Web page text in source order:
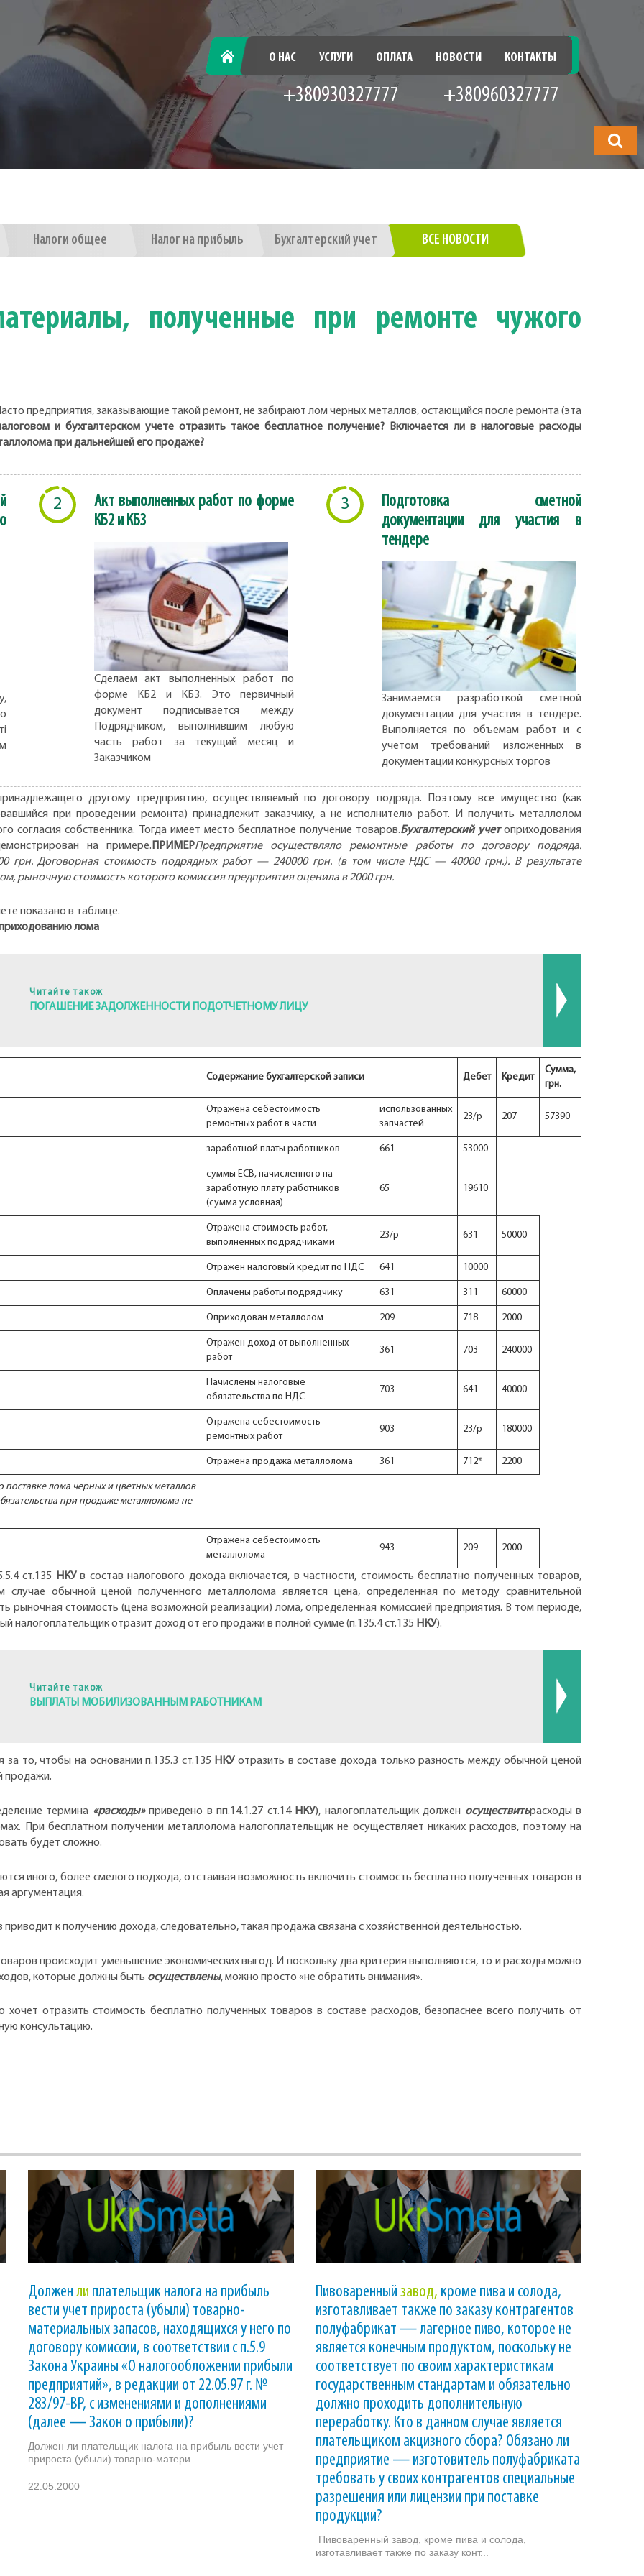
будете
ГЛАВНАЯ О НАС УСЛУГИ ОПЛАТА НОВОСТИ КОНТАКТЫ
+380930327777 +380960327777
Налоги общее Налог на прибыль Бухгалтерский учет ВСЕ НОВОСТИ
полученные при ремонте чужого
предприятия, заказывающие такой ремонт, не забирают лом черных металлов, остающийся после ремонта (эта
и бухгалтерском учете отразить такое бесплатное получение? Включается ли в налоговые расходы
при дальнейшей его продаже?
2
Акт выполненных работ по форме
КБ2 и КБ3
Сделаем акт выполненных работ по
форме КБ2 и КБ3. Это первичный
документ подписывается между
Подрядчиком, выполнившим любую
часть работ за текущий месяц и
Заказчиком
3
Подготовка сметной
документации для участия в
тендере
Занимаемся разработкой сметной
документации для участия в тендере.
Выполняется по объемам работ и с
учетом требований изложенных в
документации конкурсных торгов
другому предприятию, осуществляемый по договору подряда. Поэтому все имущество (как
при проведении ремонта) принадлежит заказчику, а не исполнителю работ. И получить металлолом
согласия собственника. Тогда имеет место бесплатное получение товаров.Бухгалтерский учетоприходования
на примере. ПРИМЕРПредприятие осуществляло ремонтные работы по договору подряда.
грн. Договорная стоимость подрядных работ — 240000 грн. (в том числе НДС — 40000 грн.). В результате
рыночную стоимость которого комиссия предприятия оценила в 2000 грн.
показано в таблице.
лома
Читайте також
ПОГАШЕНИЕ ЗАДОЛЖЕННОСТИ ПОДОТЧЕТНОМУ ЛИЦУ
Содержание бухгалтерской записи Дебет Kредит
Сумма,
грн.
Отражена себестоимость
ремонтных работ в части
использованных
запчастей
23/р 207 57390
заработной платы работников 661 53000
суммы ЕСВ, начисленного на
заработную плату работников
(сумма условная)
65 19610
Отражена стоимость работ,
выполненных подрядчиками
23/р 631 50000
Отражен налоговый кредит по НДС 641 10000
Оплачены работы подрядчику 631 311 60000
Оприходован металлолом 209 718 2000
Отражен доход от выполненных
работ
361 703 240000
Начислены налоговые
обязательства по НДС
703 641 40000
Отражена себестоимость
ремонтных работ
903 23/р 180000
Отражена продажа металлолома 361 712* 2200
поставке лома черных и цветных металлов
при продаже металлолома не
Отражена себестоимость
металлолома
943 209 2000
ст.135 НКУв состав налогового дохода включается, в частности, стоимость бесплатно полученных товаров,
обычной ценой полученного металлолома является цена, определенная по методу сравнительной
рыночная стоимость (цена возможной реализации) лома, определенная комиссией предприятия. В том периоде,
налогоплательщик отразит доход от его продажи в полной сумме (п.135.4 ст.135 НКУ).
Читайте також
ВЫПЛАТЫ МОБИЛИЗОВАННЫМ РАБОТНИКАМ
то, чтобы на основании п.135.3 ст.135 НКУотразить в составе дохода только разность между обычной ценой
продажи.
термина «расходы»приведено в пп.14.1.27 ст.14 НКУ), налогоплательщик должен осуществитьрасходы в
При бесплатном получении металлолома налогоплательщик не осуществляет никаких расходов, поэтому на
будет сложно.
иного, более смелого подхода, отстаивая возможность включить стоимость бесплатно полученных товаров в
аргументация.
к получению дохода, следовательно, такая продажа связана с хозяйственной деятельностью.
происходит уменьшение экономических выгод. И поскольку два критерия выполняются, то и расходы можно
которые должны быть осуществлены, можно просто «не обратить внимания».
отразить стоимость бесплатно полученных товаров в составе расходов, безопаснее всего получить от
консультацию.
Должен ли плательщик налога на прибыль
вести учет прироста (убыли) товарно-
материальных запасов, находящихся у него по
договору комиссии, в соответствии с п.5.9
Закона Украины «О налогообложении прибыли
предприятий», в редакции от 22.05.97 г. №
283/97-ВР, с изменениями и дополнениями
(далее — Закон о прибыли)?
Должен ли плательщик налога на прибыль вести учет
прироста (убыли) товарно-матери...
22.05.2000
Пивоваренный завод, кроме пива и солода,
изготавливает также по заказу контрагентов
полуфабрикат — лагерное пиво, которое не
является конечным продуктом, поскольку не
соответствует по своим характеристикам
государственным стандартам и обязательно
должно проходить дополнительную
переработку. Кто в данном случае является
плательщиком акцизного сбора? Обязано ли
предприятие — изготовитель полуфабриката
требовать у своих контрагентов специальные
разрешения или лицензии при поставке
продукции?
Пивоваренный завод, кроме пива и солода,
изготавливает также по заказу конт...